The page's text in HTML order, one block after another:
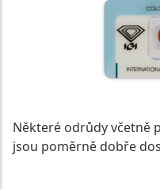
Některé odrůdy včetně
jsou poměrně dobře